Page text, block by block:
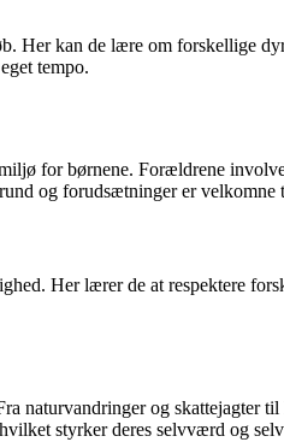
Her kan de lære om forskellige
tempo.
for børnene. Forældrene
og forudsætninger er velkomne
Her lærer de at respektere
naturvandringer og
styrker deres selvværd og